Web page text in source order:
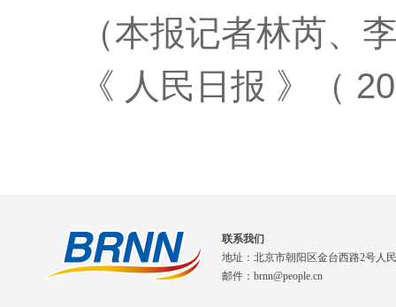
（本报记者林芮、李
《 人民日报 》（
联系我们
地址：北京市朝阳区金台西路2号人
邮件：brnn@people.cn